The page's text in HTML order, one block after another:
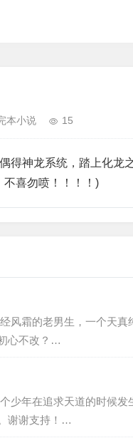
本小说 15
得神龙系统，踏上化龙
喜勿喷！！！！)
风霜的老男生，一个天
心不改？…
少年在追求天道的时候
谢谢支持！…